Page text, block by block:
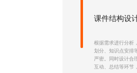
课件结构设
根据需求进行分析
划分、知识点安排
严密。同时设计合
互动、总结等环节